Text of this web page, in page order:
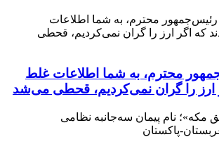
محترم، به شما اطلاعات غلط
ارز را گران نمی‌کردیم، قحطی می‌شد